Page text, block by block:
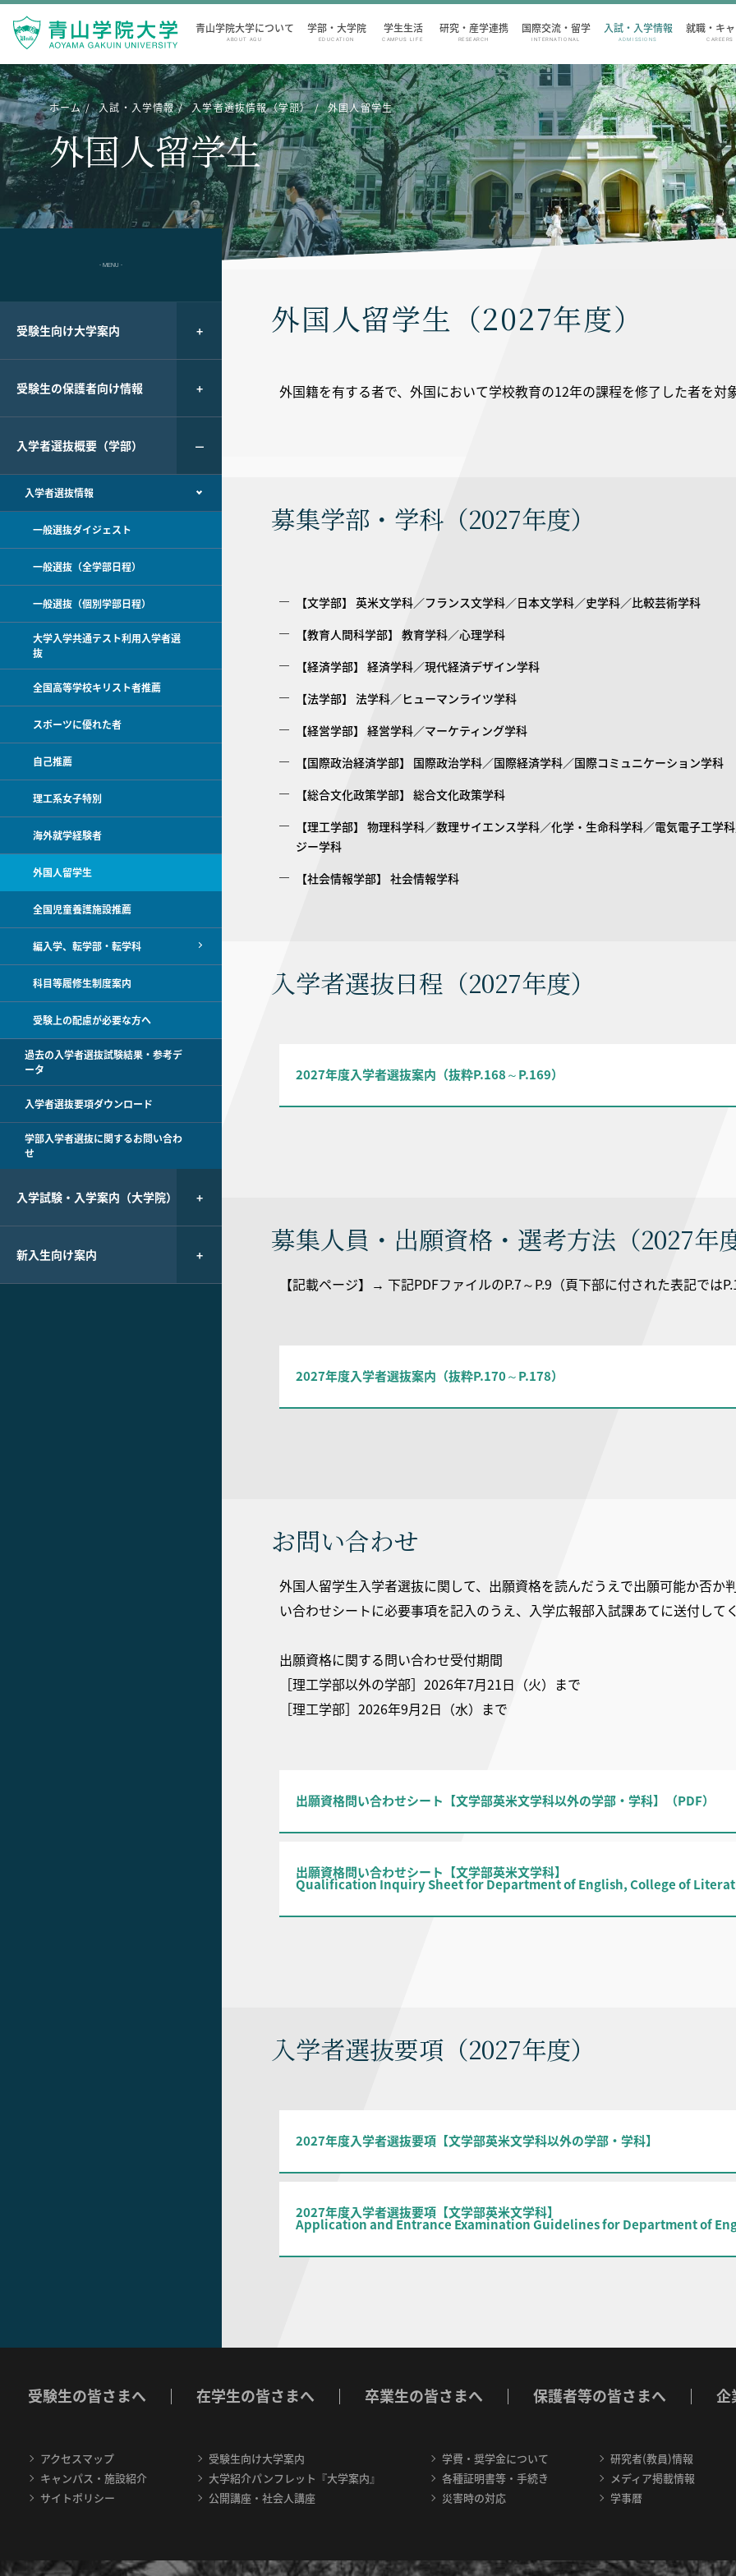
青山学院大学について
ABOUT AGU
学部・大学院
EDUCATION
学生生活
CAMPUS LIFE
研究・産学連携
RESEARCH
国際交流・留学
INTERNATIONAL
入試・入学情報
ADMISSIONS
就職・キ
CAREERS
ホーム 入試・入学情報 入学者選抜情報（学部） 外国人留学生
外国人留学生
- MENU -
受験生向け大学案内
受験生の保護者向け情報
入学者選抜概要（学部）
入学者選抜情報
一般選抜ダイジェスト
一般選抜（全学部日程）
一般選抜（個別学部日程）
大学入学共通テスト利用入学者選
抜
全国高等学校キリスト者推薦
スポーツに優れた者
自己推薦
理工系女子特別
海外就学経験者
外国人留学生
全国児童養護施設推薦
編入学、転学部・転学科
科目等履修生制度案内
受験上の配慮が必要な方へ
過去の入学者選抜試験結果・参考デ
ータ
入学者選抜要項ダウンロード
学部入学者選抜に関するお問い合わ
せ
入学試験・入学案内（大学院）
新入生向け案内
外国人留学生（2027年度）
外国籍を有する者で、外国において学校教育の12年の課程を修了した者を対
募集学部・学科（2027年度）
【文学部】 英米文学科／フランス文学科／日本文学科／史学科／比較芸術学科
【教育人間科学部】 教育学科／心理学科
【経済学部】 経済学科／現代経済デザイン学科
【法学部】 法学科／ヒューマンライツ学科
【経営学部】 経営学科／マーケティング学科
【国際政治経済学部】 国際政治学科／国際経済学科／国際コミュニケーション学科
【総合文化政策学部】 総合文化政策学科
【理工学部】 物理科学科／数理サイエンス学科／化学・生命科学科／電気電子工学
ジー学科
【社会情報学部】 社会情報学科
入学者選抜日程（2027年度）
2027年度入学者選抜案内（抜粋P.168～P.169）
募集人員・出願資格・選考方法（2027年度
【記載ページ】→ 下記PDFファイルのP.7～P.9（頁下部に付された表記では
2027年度入学者選抜案内（抜粋P.170～P.178）
お問い合わせ
外国人留学生入学者選抜に関して、出願資格を読んだうえで出願可能か否か
い合わせシートに必要事項を記入のうえ、入学広報部入試課あてに送付して
出願資格に関する問い合わせ受付期間
［理工学部以外の学部］2026年7月21日（火）まで
［理工学部］2026年9月2日（水）まで
出願資格問い合わせシート【文学部英米文学科以外の学部・学科】（PDF）
出願資格問い合わせシート【文学部英米文学科】
Qualification Inquiry Sheet for Department of English, College of
入学者選抜要項（2027年度）
2027年度入学者選抜要項【文学部英米文学科以外の学部・学科】
2027年度入学者選抜要項【文学部英米文学科】
Application and Entrance Examination Guidelines for Department of
受験生の皆さまへ 在学生の皆さまへ 卒業生の皆さまへ 保護者等の皆さまへ 企
アクセスマップ
キャンパス・施設紹介
サイトポリシー
受験生向け大学案内
大学紹介パンフレット『大学案内』
公開講座・社会人講座
学費・奨学金について
各種証明書等・手続き
災害時の対応
研究者(教員)情報
メディア掲載情報
学事暦